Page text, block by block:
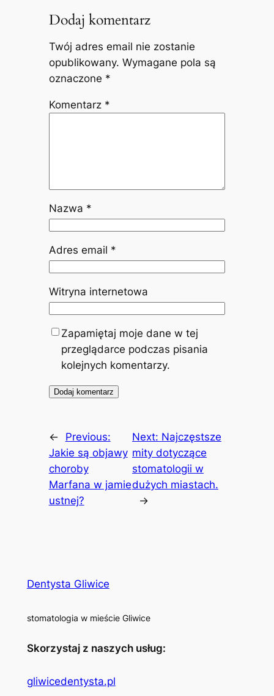
Dodaj komentarz
Twój adres email nie zostanie
opublikowany. Wymagane pola są
oznaczone *
Komentarz *
Nazwa *
Adres email *
Witryna internetowa
Zapamiętaj moje dane w tej
przeglądarce podczas pisania
kolejnych komentarzy.
←
Previous:
Jakie są objawy
choroby
Marfana w jamie
ustnej?
Next: Najczęstsze
mity dotyczące
stomatologii w
dużych miastach.
→
Dentysta Gliwice
stomatologia w mieście Gliwice
Skorzystaj z naszych usług:
gliwicedentysta.pl